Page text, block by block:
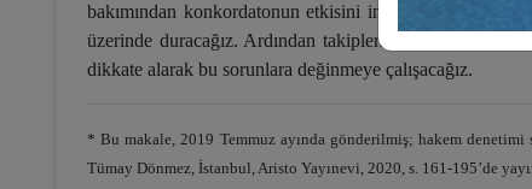
bakımından konkordatonun etkisini inceleyeceğiz.
üzerinde duracağız. Ardından takiplerin durmasına
dikkate alarak bu sorunlara değinmeye çalışacağız.
* Bu makale, 2019 Temmuz ayında gönderilmiş; hakem
Tümay Dönmez, İstanbul, Aristo Yayınevi, 2020, s. 161-195’de